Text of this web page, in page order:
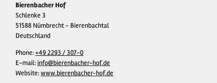
Bierenbacher Hof
Schlenke 3
51588 Nümbrecht - Bierenbachtal
Deutschland
Phone:+49 2293 / 307-0
E-mail:info@bierenbacher-hof.de
Website:www.bierenbacher-hof.de